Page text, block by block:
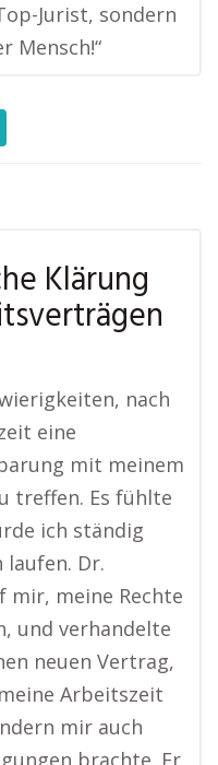
Jurist, sondern
Mensch!“
Klärung
nach
eine
mit meinem
treffen. Es fühlte
ich ständig
laufen. Dr.
mir, meine Rechte
und verhandelte
neuen Vertrag,
Arbeitszeit
mir auch
brachte. Er